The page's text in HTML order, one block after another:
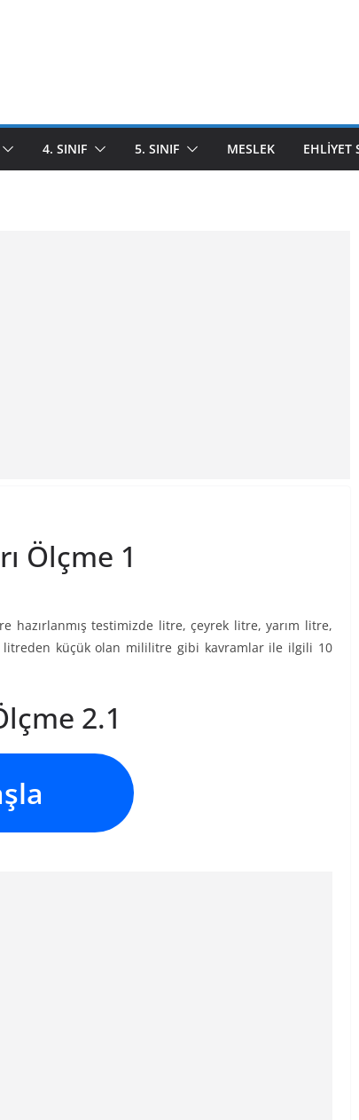
4. SINIF 5. SINIF MESLEK EHLIYET
Ölçme 1
hazırlanmış testimizde litre, çeyrek litre, yarım litre,
litreden küçük olan mililitre gibi kavramlar ile ilgili 10
2.1